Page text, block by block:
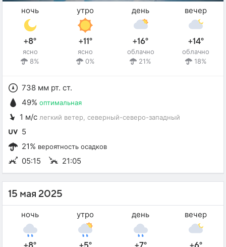
ночь
+8°
ясно
8%
утро
+11°
ясно
0%
день
+16°
облачно
21%
вечер
+14°
облачно
18%
738 мм рт. ст.
49% оптимальная
1 м/с легкий ветер , северный-северо-западный
5
21% вероятность осадков
05:15 21:05
15 мая 2025
ночь утро день вечер